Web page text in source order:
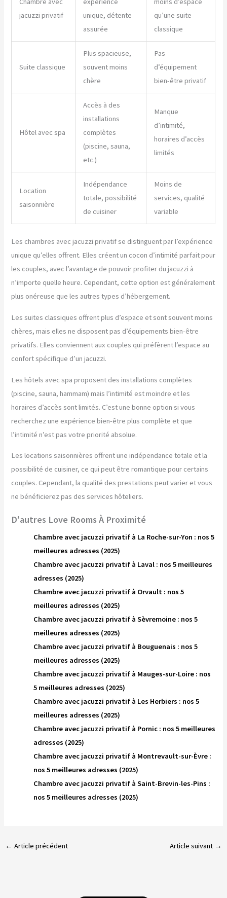
jacuzzi privatif
unique, détente
assurée
qu’une suite
classique
Suite classique
Plus spacieuse,
souvent moins
chère
Pas
d’équipement
bien-être privatif
Hôtel avec spa
Accès à des
installations
complètes
(piscine, sauna,
etc.)
Manque
d’intimité,
horaires d’accès
limités
Location
saisonnière
Indépendance
totale, possibilité
de cuisiner
Moins de
services, qualité
variable
Les chambres avec jacuzzi privatif se distinguent par l’expérience
unique qu’elles offrent. Elles créent un cocon d’intimité parfait pour
les couples, avec l’avantage de pouvoir profiter du jacuzzi à
n’importe quelle heure. Cependant, cette option est généralement
plus onéreuse que les autres types d’hébergement.
Les suites classiques offrent plus d’espace et sont souvent moins
chères, mais elles ne disposent pas d’équipements bien-être
privatifs. Elles conviennent aux couples qui préfèrent l’espace au
confort spécifique d’un jacuzzi.
Les hôtels avec spa proposent des installations complètes
(piscine, sauna, hammam) mais l’intimité est moindre et les
horaires d’accès sont limités. C’est une bonne option si vous
recherchez une expérience bien-être plus complète et que
l’intimité n’est pas votre priorité absolue.
Les locations saisonnières offrent une indépendance totale et la
possibilité de cuisiner, ce qui peut être romantique pour certains
couples. Cependant, la qualité des prestations peut varier et vous
ne bénéficierez pas des services hôteliers.
D'autres Love Rooms À Proximité
Chambre avec jacuzzi privatif à La Roche-sur-Yon : nos 5
meilleures adresses (2025)
Chambre avec jacuzzi privatif à Laval : nos 5 meilleures
adresses (2025)
Chambre avec jacuzzi privatif à Orvault : nos 5
meilleures adresses (2025)
Chambre avec jacuzzi privatif à Sèvremoine : nos 5
meilleures adresses (2025)
Chambre avec jacuzzi privatif à Bouguenais : nos 5
meilleures adresses (2025)
Chambre avec jacuzzi privatif à Mauges-sur-Loire : nos
5 meilleures adresses (2025)
Chambre avec jacuzzi privatif à Les Herbiers : nos 5
meilleures adresses (2025)
Chambre avec jacuzzi privatif à Pornic : nos 5 meilleures
adresses (2025)
Chambre avec jacuzzi privatif à Montrevault-sur-Èvre :
nos 5 meilleures adresses (2025)
Chambre avec jacuzzi privatif à Saint-Brevin-les-Pins :
nos 5 meilleures adresses (2025)
← Article précédent Article suivant →